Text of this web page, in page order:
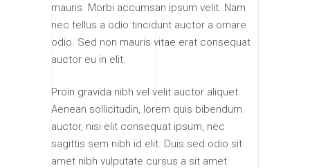
mauris. Morbi accumsan ipsum velit. Nam
nec tellus a odio tincidunt auctor a ornare
odio. Sed non mauris vitae erat consequat
auctor eu in elit.
Proin gravida nibh vel velit auctor aliquet.
Aenean sollicitudin, lorem quis bibendum
auctor, nisi elit consequat ipsum, nec
sagittis sem nibh id elit. Duis sed odio sit
amet nibh vulputate cursus a sit amet